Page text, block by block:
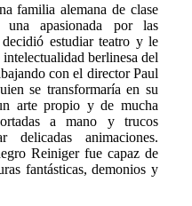
familia alemana de clase
una apasionada por las
estudiar teatro y le
berlinesa del
con el director Paul
se transformaría en su
arte propio y de mucha
a mano y trucos
delicadas animaciones.
Reiniger fue capaz de
fantásticas, demonios y